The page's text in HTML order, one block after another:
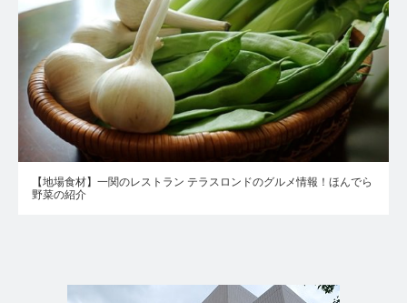
【地場食材】一関のレストラン テラスロンドのグルメ情報！ほんでら
野菜の紹介